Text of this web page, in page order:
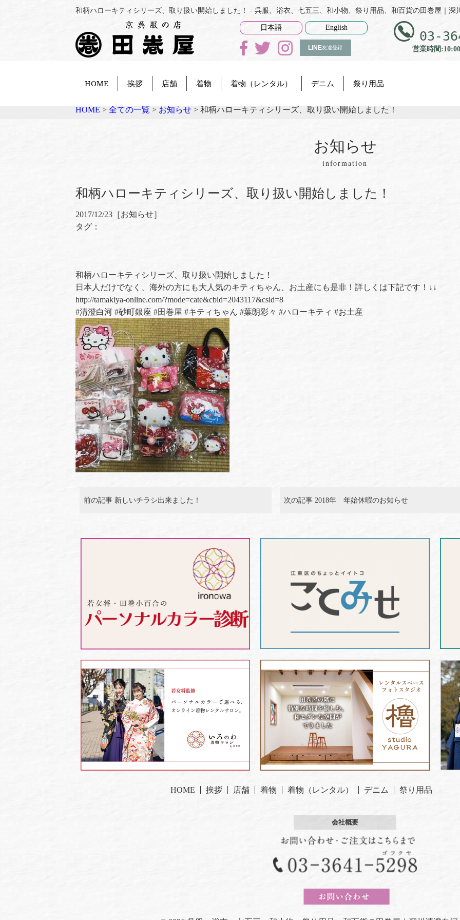
和柄ハローキティシリーズ、取り扱い開始しました！ - 呉服、浴衣、七五三、和小物、祭り用品、和百貨の田巻屋｜深
日本語 English
LINE友達登録
03-
営業時間
HOME 挨拶 店舗 着物 着物（レンタル） デニム 祭り用品
HOME > 全ての一覧 > お知らせ > 和柄ハローキティシリーズ、取り扱い開始しました！
お知らせ
information
和柄ハローキティシリーズ、取り扱い開始しました！
2017/12/23［お知らせ］
タグ：
和柄ハローキティシリーズ、取り扱い開始しました！
日本人だけでなく、海外の方にも大人気のキティちゃん、お土産にも是非！詳しくは下記です！↓↓
http://tamakiya-online.com/?mode=cate&cbid=2043117&csid=8
#清澄白河 #砂町銀座 #田巻屋 #キティちゃん #葉朗彩々 #ハローキティ #お土産
前の記事 新しいチラシ出来ました！ 次の記事 2018年 年始休暇のお知らせ
HOME 挨拶 店舗 着物 着物（レンタル） デニム 祭り用品
会社概要